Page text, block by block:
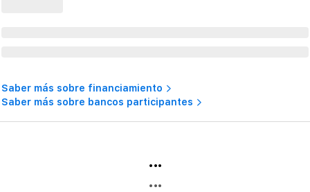
Saber más sobre financiamiento
Saber más sobre bancos participantes
...
...